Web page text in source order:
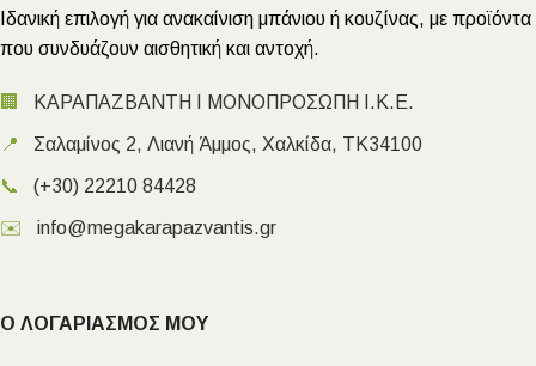
Ιδανική επιλογή για ανακαίνιση μπάνιου ή κουζίνας, με προϊόντα
που συνδυάζουν αισθητική και αντοχή.
🏢 ΚΑΡΑΠΑΖΒΑΝΤΗ Ι ΜΟΝΟΠΡΟΣΩΠΗ Ι.Κ.Ε.
📍 Σαλαμίνος 2, Λιανή Άμμος, Χαλκίδα, ΤΚ34100
📞 (+30) 22210 84428
✉️ info@megakarapazvantis.gr
Ο ΛΟΓΑΡΙΑΣΜΟΣ ΜΟΥ